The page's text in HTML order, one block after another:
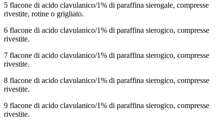
5 flacone di acido clavulanico/1% di paraffina sierogale, compresse
rivestite, rotine o grigliato.
6 flacone di acido clavulanico/1% di paraffina sierogico, compresse
rivestite.
7 flacone di acido clavulanico/1% di paraffina sierogico, compresse
rivestite.
8 flacone di acido clavulanico/1% di paraffina sierogico, compresse
rivestite.
9 flacone di acido clavulanico/1% di paraffina sierogico, compresse
rivestite.